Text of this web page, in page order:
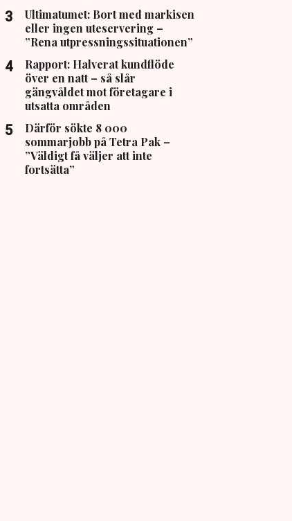
Ultimatumet: Bort med markisen
eller ingen uteservering –
”Rena utpressningssituationen”
Rapport: Halverat kundflöde
över en natt – så slår
gängvåldet mot företagare i
utsatta områden
Därför sökte 8 000
sommarjobb på Tetra Pak –
”Väldigt få väljer att inte
fortsätta”